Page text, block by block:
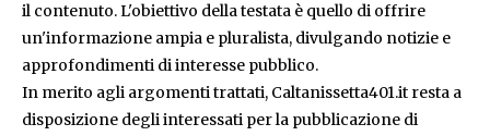
il contenuto. L'obiettivo della testata è quello di offrire
un'informazione ampia e pluralista, divulgando notizie e
approfondimenti di interesse pubblico.
In merito agli argomenti trattati, Caltanissetta401.it resta a
disposizione degli interessati per la pubblicazione di